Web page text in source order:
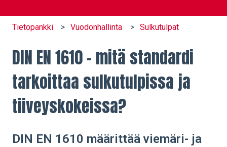
Tietopankki Vuodonhallinta Sulkutulpat
DIN EN 1610 – mitä standardi
tarkoittaa sulkutulpissa ja
tiiveyskokeissa?
DIN EN 1610 määrittää viemäri- ja